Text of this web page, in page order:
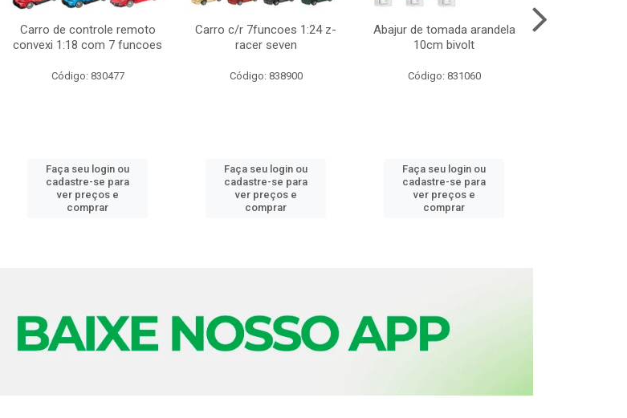
Carro de controle remoto
convexi 1:18 com 7 funcoes
Código: 830477
Faça seu login ou
cadastre-se para
ver preços e
comprar
Carro c/r 7funcoes 1:24 z-
racer seven
Código: 838900
Faça seu login ou
cadastre-se para
ver preços e
comprar
Abajur de tomada arandela
10cm bivolt
Código: 831060
Faça seu login ou
cadastre-se para
ver preços e
comprar